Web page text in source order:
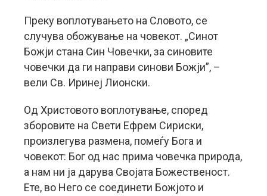
Преку воплотувањето на Словото, се
случува обожување на човекот. „Синот
Божји стана Син Човечки, за синовите
човечки да ги направи синови Божји”, –
вели Св. Иринеј Лионски.
Од Христовото воплотување, според
зборовите на Свети Ефрем Сириски,
произлегува размена, помеѓу Бога и
човекот: Бог од нас прима човечка природа,
а нам ни ја дарува Својата Божественост.
Ете, во Него се соединети Божјото и